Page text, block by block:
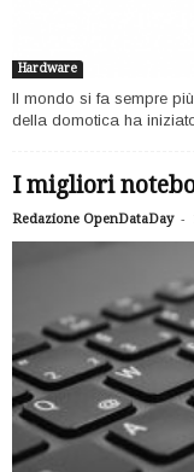
Hardware
Il mondo si fa sempre
della domotica ha
I migliori
Redazione OpenDataDay -